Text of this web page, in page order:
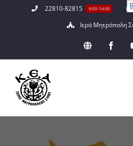
Μετάβαση
22810-82815 9:00-14:00
Ιερά Μητρόπολη
EN